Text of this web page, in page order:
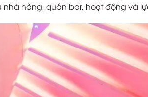
hàng, quán bar, hoạt động và